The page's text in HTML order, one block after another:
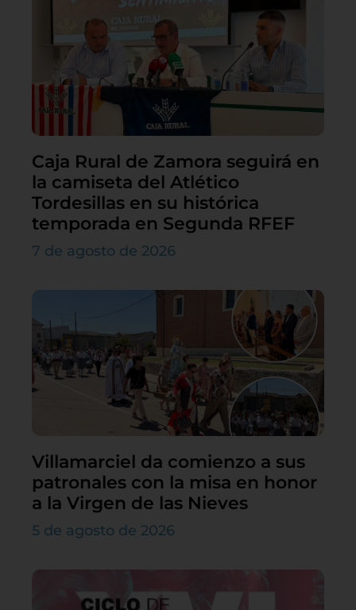
Caja Rural de Zamora seguirá en
la camiseta del Atlético
Tordesillas en su histórica
temporada en Segunda RFEF
7 de agosto de 2026
Villamarciel da comienzo a sus
patronales con la misa en honor
a la Virgen de las Nieves
5 de agosto de 2026